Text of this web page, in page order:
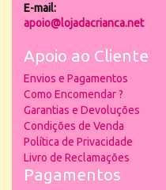
E-mail:
apoio@lojadacrianca.net
Apoio ao Cliente
Envios e Pagamentos
Como Encomendar ?
Garantias e Devoluções
Condições de Venda
Política de Privacidade
Livro de Reclamações
Pagamentos